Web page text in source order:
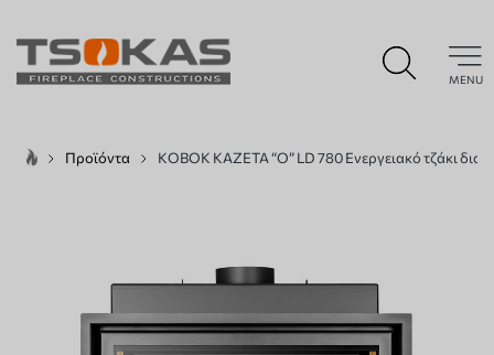
MENU
Προϊόντα KOBOK KAZETA “O” LD 780 Ενεργειακό τζάκι